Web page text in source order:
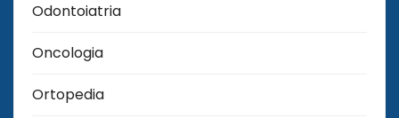
Odontoiatria
Oncologia
Ortopedia